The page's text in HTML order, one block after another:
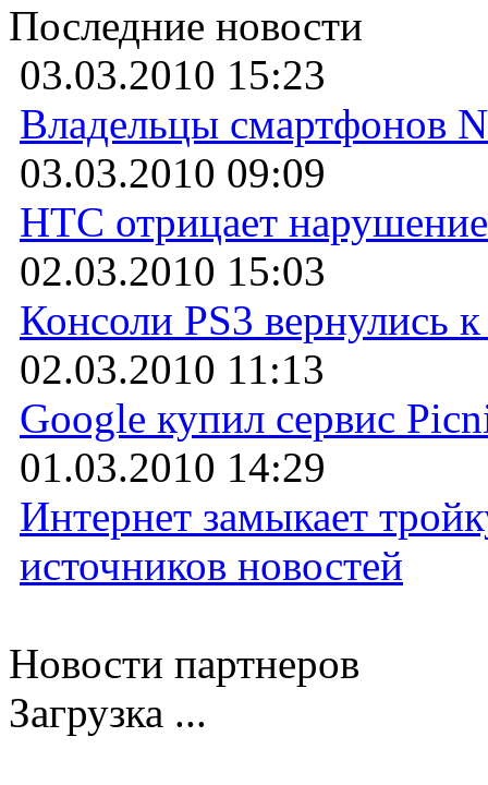
Последние новости
03.03.2010 15:23
Владельцы смартфонов
03.03.2010 09:09
HTC отрицает
02.03.2010 15:03
Консоли PS3 вернулись
02.03.2010 11:13
Google купил сервис
01.03.2010 14:29
Интернет замыкает
источников новостей
Новости партнеров
Загрузка ...